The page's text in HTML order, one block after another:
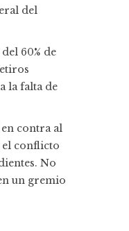
del
60% de
la falta de
contra al
el conflicto
No
un gremio